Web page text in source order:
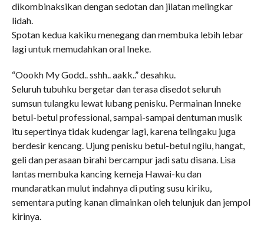
dikombinaksikan dengan sedotan dan jilatan melingkar
lidah.
Spotan kedua kakiku menegang dan membuka lebih lebar
lagi untuk memudahkan oral Ineke.
“Oookh My Godd.. sshh.. aakk..” desahku.
Seluruh tubuhku bergetar dan terasa disedot seluruh
sumsun tulangku lewat lubang penisku. Permainan Inneke
betul-betul professional, sampai-sampai dentuman musik
itu sepertinya tidak kudengar lagi, karena telingaku juga
berdesir kencang. Ujung penisku betul-betul ngilu, hangat,
geli dan perasaan birahi bercampur jadi satu disana. Lisa
lantas membuka kancing kemeja Hawai-ku dan
mundaratkan mulut indahnya di puting susu kiriku,
sementara puting kanan dimainkan oleh telunjuk dan jempol
kirinya.